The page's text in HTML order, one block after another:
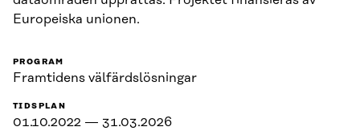
Europeiska unionen.
PROGRAM
Framtidens välfärdslösningar
TIDSPLAN
01.10.2022 — 31.03.2026